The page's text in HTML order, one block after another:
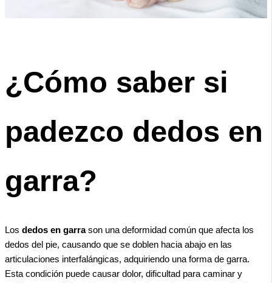
¿Cómo saber si
padezco dedos en
garra?
Los dedos en garrason una deformidad común que afecta los
dedos del pie, causando que se doblen hacia abajo en las
articulaciones interfalángicas, adquiriendo una forma de garra.
Esta condición puede causar dolor, dificultad para caminar y